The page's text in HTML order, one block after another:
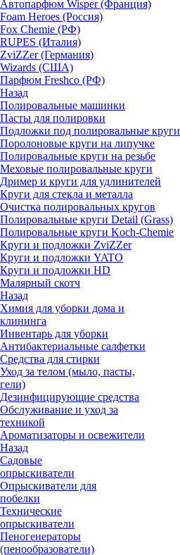
Автопарфюм Wisper (Франция)
Foam Heroes (Россия)
Fox Chemie (РФ)
RUPES (Италия)
ZviZZer (Германия)
Wizards (США)
Парфюм Freshco (РФ)
Назад
Полировальные машинки
Пасты для полировки
Подложки под полировальные круги
Поролоновые круги на липучке
Полировальные круги на резьбе
Меховые полировальные круги
Дример и круги для удлинителей
Круги для стекла и металла
Очистка полировальных кругов
Полировальные круги Detail (Grass)
Полировальные круги Koch-Chemie
Круги и подложки ZviZZer
Круги и подложки YATO
Круги и подложки HD
Малярный скотч
Назад
Химия для уборки дома и
клининга
Инвентарь для уборки
Антибактериальные салфетки
Средства для стирки
Уход за телом (мыло, пасты,
гели)
Дезинфицирующие средства
Обслуживание и уход за
техникой
Ароматизаторы и освежители
Назад
Садовые
опрыскиватели
Опрыскиватели для
побелки
Технические
опрыскиватели
Пеногенераторы
(пенообразователи)